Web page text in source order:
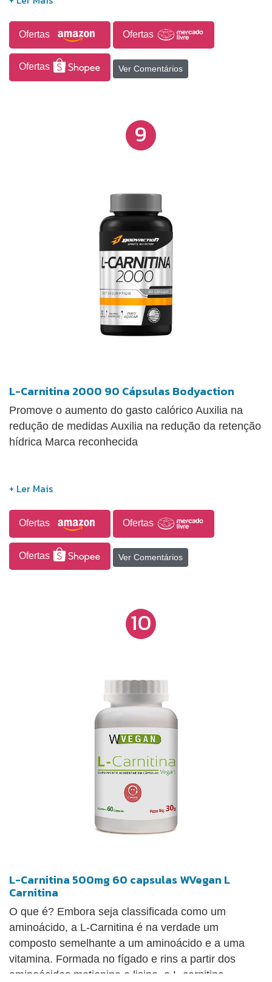
Ofertas Ofertas
Ofertas Ver Comentários
9
L-Carnitina 2000 90 Cápsulas Bodyaction
Promove o aumento do gasto calórico Auxilia na
redução de medidas Auxilia na redução da retenção
hídrica Marca reconhecida
Ofertas Ofertas
Ofertas Ver Comentários
10
L-Carnitina 500mg 60 capsulas WVegan L
Carnitina
O que é? Embora seja classificada como um
aminoácido, a L-Carnitina é na verdade um
composto semelhante a um aminoácido e a uma
vitamina. Formada no fígado e rins a partir dos
aminoácidos metionina e lisina, a L-carnitina